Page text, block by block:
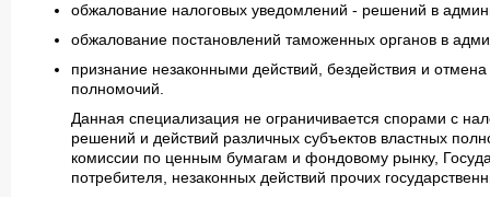
обжалование налоговых уведомлений - решений в
обжалование постановлений таможенных органов в
признание незаконными действий, бездействия и
полномочий.
Данная специализация не ограничивается спорами с
решений и действий различных субъектов властных
комиссии по ценным бумагам и фондовому рынку,
потребителя, незаконных действий прочих